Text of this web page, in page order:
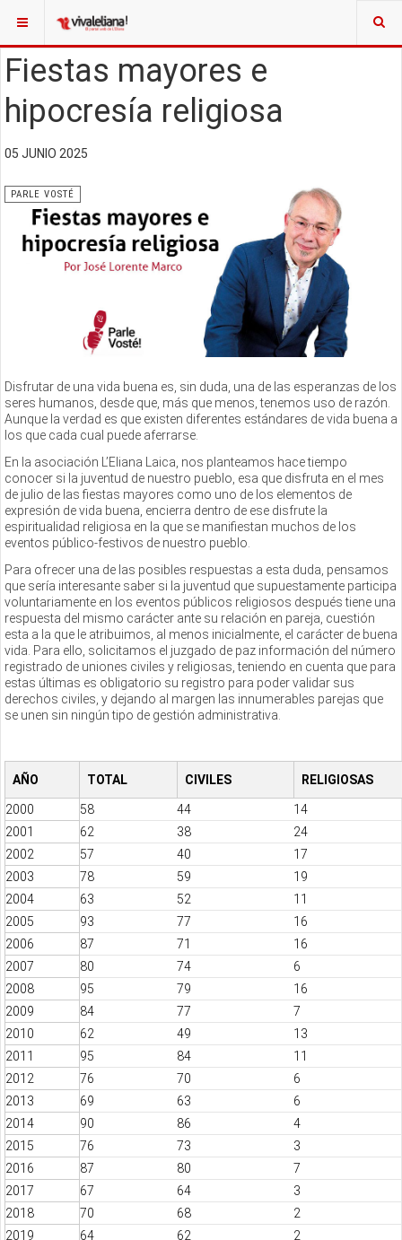
Fiestas mayores e
hipocresía religiosa
05 JUNIO 2025
PARLE VOSTÉ
Disfrutar de una vida buena es, sin duda, una de las esperanzas de los
seres humanos, desde que, más que menos, tenemos uso de razón.
Aunque la verdad es que existen diferentes estándares de vida buena a
los que cada cual puede aferrarse.
En la asociación L’Eliana Laica, nos planteamos hace tiempo
conocer si la juventud de nuestro pueblo, esa que disfruta en el mes
de julio de las fiestas mayores como uno de los elementos de
expresión de vida buena, encierra dentro de ese disfrute la
espiritualidad religiosa en la que se manifiestan muchos de los
eventos público-festivos de nuestro pueblo.
Para ofrecer una de las posibles respuestas a esta duda, pensamos
que sería interesante saber si la juventud que supuestamente participa
voluntariamente en los eventos públicos religiosos después tiene una
respuesta del mismo carácter ante su relación en pareja, cuestión
esta a la que le atribuimos, al menos inicialmente, el carácter de buena
vida. Para ello, solicitamos el juzgado de paz información del número
registrado de uniones civiles y religiosas, teniendo en cuenta que para
estas últimas es obligatorio su registro para poder validar sus
derechos civiles, y dejando al margen las innumerables parejas que
se unen sin ningún tipo de gestión administrativa.
AÑO TOTAL CIVILES RELIGIOSAS
2000 58 44
14
2001
62 38
24
2002
57 40
17
2003
78 59
19
2004
63 52
11
2005
93 77
16
2006
87 71
16
2007
80 74
6
2008
95 79
16
2009
84 77
7
2010
62 49
13
2011
95 84
11
2012
76 70
6
2013
69 63
6
2014
90 86
4
2015
76 73
3
2016
87 80
7
2017
67 64
3
2018
70 68
2
2019
64 62
2